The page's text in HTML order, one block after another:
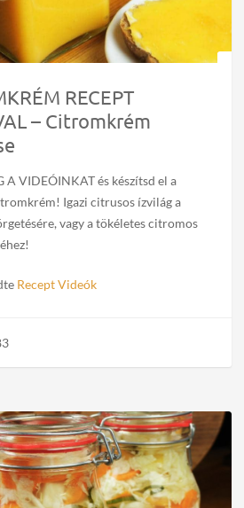
RECEPT
– Citromkrém
A VIDEÓINKAT és készítsd el a
Igazi citrusos ízvilág a
vagy a tökéletes citromos
Recept Videók